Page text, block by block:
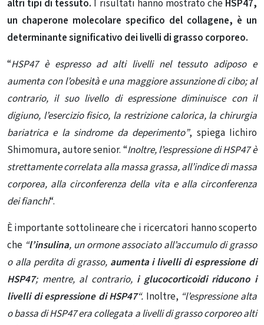
altri tipi di tessuto. I risultati hanno mostrato cheHSP47,
un chaperone molecolare specifico del collagene, è un
determinante significativo dei livelli di grasso corporeo.
“HSP47 è espresso ad alti livelli nel tessuto adiposo e
aumenta con l’obesità e una maggiore assunzione di cibo; al
contrario, il suo livello di espressione diminuisce con il
digiuno, l’esercizio fisico, la restrizione calorica, la chirurgia
bariatrica e la sindrome da deperimento”, spiega Iichiro
Shimomura, autore senior. “Inoltre, l’espressione di HSP47 è
strettamente correlata alla massa grassa, all’indice di massa
corporea, alla circonferenza della vita e alla circonferenza
dei fianchi“.
È importante sottolineare che i ricercatori hanno scoperto
che “l’insulina, un ormone associato all’accumulo di grasso
o alla perdita di grasso, aumenta i livelli di espressione di
HSP47; mentre, al contrario,i glucocorticoidi riducono i
livelli di espressione di HSP47“. Inoltre, “l’espressione alta
o bassa di HSP47 era collegata a livelli di grasso corporeo alti